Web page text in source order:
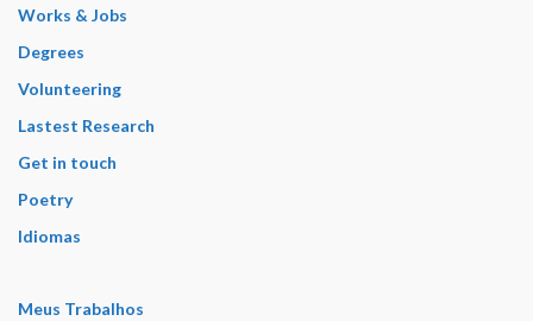
Works & Jobs
Degrees
Volunteering
Lastest Research
Get in touch
Poetry
Idiomas
Meus Trabalhos